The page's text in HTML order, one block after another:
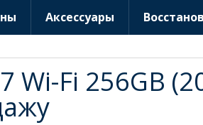
Аксессуары
Wi-Fi 256GB